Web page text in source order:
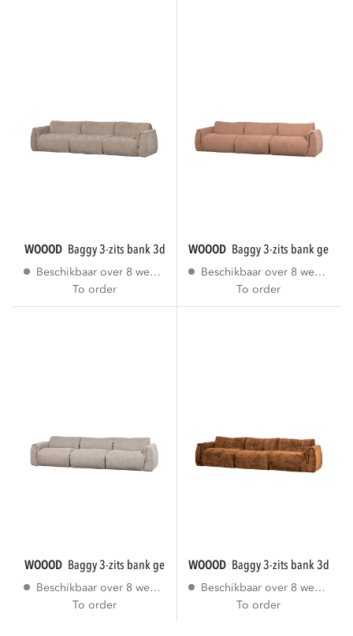
WOOOD baggy 3-zits bank 3d chenille zand
Beschikbaar over 8 weken
To order
WOOOD baggy 3-zits bank
Beschikbaar over 8 weken
To order
WOOOD baggy 3-zits bank geweven stof...
Beschikbaar over 8 weken
To order
WOOOD baggy 3-zits bank 3d
Beschikbaar over 8 weken
To order